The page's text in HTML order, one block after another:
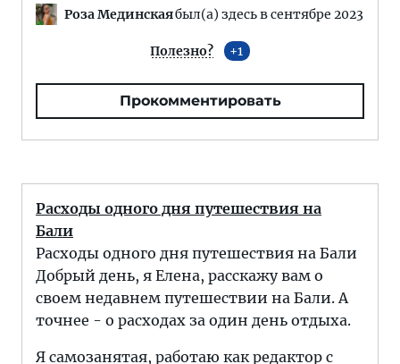
Роза Мединскаябыл(а) здесь в сентябре 2023
Полезно? 1
Прокомментировать
Расходы одного дня путешествия на
Бали
Расходы одного дня путешествия на Бали
Добрый день, я Елена, расскажу вам о
своем недавнем путешествии на Бали. А
точнее - о расходах за один день отдыха.
Я самозанятая, работаю как редактор с